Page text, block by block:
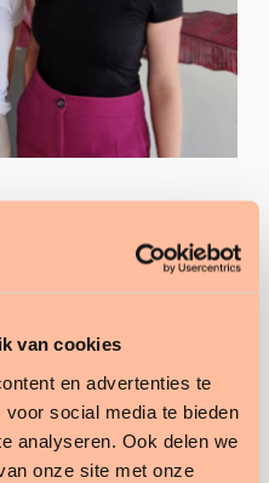
van cookies
en advertenties te
social media te bieden
analyseren. Ook delen we
onze site met onze
en de
nóg steeds
betaalbaar ECD.
jaar, en een aantal
werkt er nóg